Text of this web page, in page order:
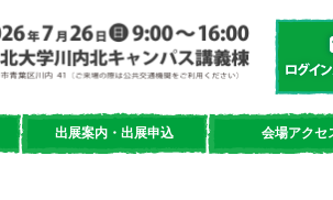
学都「仙台
出展案内・出展申込 会場アクセ